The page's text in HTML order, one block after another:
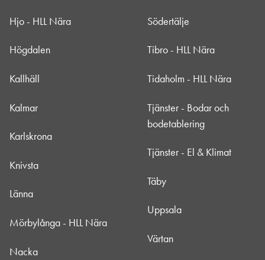
Hjo - HLL Nära
Högdalen
Kallhäll
Kalmar
Karlskrona
Knivsta
Länna
Mörbylånga - HLL Nära
Nacka
Södertälje
Tibro - HLL Nära
Tidaholm - HLL Nära
Tjänster - Bodar och
bodetablering
Tjänster - El & Klimat
Täby
Uppsala
Värtan